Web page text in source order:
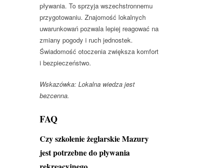
pływania. To sprzyja wszechstronnemu
przygotowaniu. Znajomość lokalnych
uwarunkowań pozwala lepiej reagować na
zmiany pogody i ruch jednostek.
Świadomość otoczenia zwiększa komfort
i bezpieczeństwo.
Wskazówka: Lokalna wiedza jest
bezcenna.
FAQ
Czy szkolenie żeglarskie Mazury
jest potrzebne do pływania